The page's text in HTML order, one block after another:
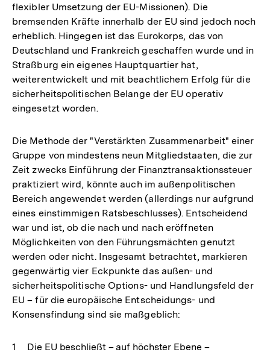
Fußnote
flexibler Umsetzung der EU-Missionen). Die
bremsenden Kräfte innerhalb der EU sind jedoch noch
erheblich. Hingegen ist das Eurokorps, das von
Deutschland und Frankreich geschaffen wurde und in
Straßburg ein eigenes Hauptquartier hat,
weiterentwickelt und mit beachtlichem Erfolg für die
sicherheitspolitischen Belange der EU operativ
eingesetzt worden.
Die Methode der "Verstärkten Zusammenarbeit" einer
Gruppe von mindestens neun Mitgliedstaaten, die zur
Zeit zwecks Einführung der Finanztransaktionssteuer
praktiziert wird, könnte auch im außenpolitischen
Bereich angewendet werden (allerdings nur aufgrund
eines einstimmigen Ratsbeschlusses). Entscheidend
war und ist, ob die nach und nach eröffneten
Möglichkeiten von den Führungsmächten genutzt
werden oder nicht. Insgesamt betrachtet, markieren
gegenwärtig vier Eckpunkte das außen- und
sicherheitspolitische Options- und Handlungsfeld der
EU – für die europäische Entscheidungs- und
Konsensfindung sind sie maßgeblich:
Die EU beschließt – auf höchster Ebene –